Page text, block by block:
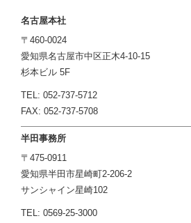
名古屋本社
〒460-0024
愛知県名古屋市中区正木4-10-15
杉本ビル 5F
TEL: 052-737-5712
FAX: 052-737-5708
半田事務所
〒475-0911
愛知県半田市星崎町2-206-2
サンシャイン星崎102
TEL: 0569-25-3000